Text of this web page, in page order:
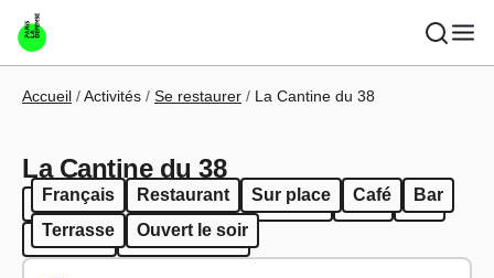
Aller au contenu principal
Fil d'Ariane
Accueil Activités Se restaurer La Cantine du 38
La Cantine du 38
Français Restaurant Sur place Café
Bar
Terrasse
Ouvert le soir
Français Restaurant Sur place Café
Bar
Terrasse
Ouvert le soir